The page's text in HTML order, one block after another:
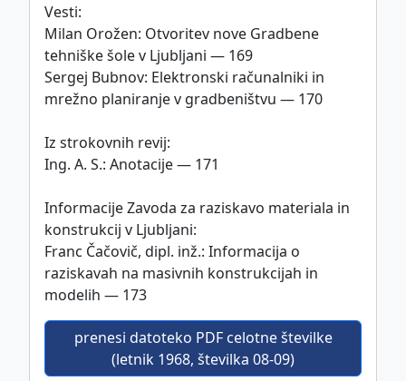
Vesti:
Milan Orožen: Otvoritev nove Gradbene
tehniške šole v Ljubljani — 169
Sergej Bubnov: Elektronski računalniki in
mrežno planiranje v gradbeništvu — 170
Iz strokovnih revij:
Ing. A. S.: Anotacije — 171
Informacije Zavoda za raziskavo materiala in
konstrukcij v Ljubljani:
Franc Čačovič, dipl. inž.: Informacija o
raziskavah na masivnih konstrukcijah in
modelih — 173
prenesi datoteko PDF celotne številke
(letnik 1968, številka 08-09)